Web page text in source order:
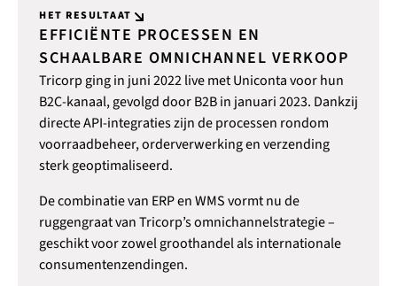
HET RESULTAAT
EFFICIËNTE PROCESSEN EN
SCHAALBARE OMNICHANNEL VERKOOP
Tricorp ging in juni 2022 live met Uniconta voor hun
B2C-kanaal, gevolgd door B2B in januari 2023. Dankzij
directe API-integraties zijn de processen rondom
voorraadbeheer, orderverwerking en verzending
sterk geoptimaliseerd.
De combinatie van ERP en WMS vormt nu de
ruggengraat van Tricorp’s omnichannelstrategie –
geschikt voor zowel groothandel als internationale
consumentenzendingen.